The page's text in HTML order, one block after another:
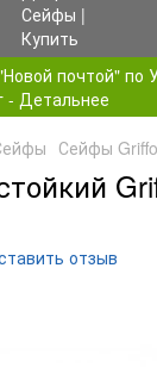
почтой" по
- Детальнее
Сейфы
отзыв